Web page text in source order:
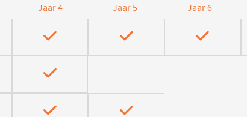
Jaar 4 Jaar 5 Jaar 6